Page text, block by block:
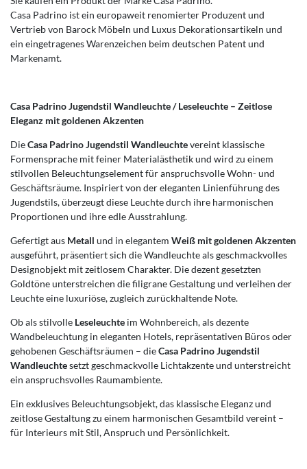
Casa Padrino ist ein europaweit renomierter Produzent und
Vertrieb von Barock Möbeln und Luxus Dekorationsartikeln und
ein eingetragenes Warenzeichen beim deutschen Patent und
Markenamt.
Casa Padrino Jugendstil Wandleuchte / Leseleuchte – Zeitlose
Eleganz mit goldenen Akzenten
DieCasa Padrino Jugendstil Wandleuchtevereint klassische
Formensprache mit feiner Materialästhetik und wird zu einem
stilvollen Beleuchtungselement für anspruchsvolle Wohn- und
Geschäftsräume. Inspiriert von der eleganten Linienführung des
Jugendstils, überzeugt diese Leuchte durch ihre harmonischen
Proportionen und ihre edle Ausstrahlung.
Gefertigt aus Metall und in elegantem Weiß mit goldenen Akzenten
ausgeführt, präsentiert sich die Wandleuchte als geschmackvolles
Designobjekt mit zeitlosem Charakter. Die dezent gesetzten
Goldtöne unterstreichen die filigrane Gestaltung und verleihen der
Leuchte eine luxuriöse, zugleich zurückhaltende Note.
Ob als stilvolle Leseleuchte im Wohnbereich, als dezente
Wandbeleuchtung in eleganten Hotels, repräsentativen Büros oder
gehobenen Geschäftsräumen – dieCasa Padrino Jugendstil
Wandleuchtesetzt geschmackvolle Lichtakzente und unterstreicht
ein anspruchsvolles Raumambiente.
Ein exklusives Beleuchtungsobjekt, das klassische Eleganz und
zeitlose Gestaltung zu einem harmonischen Gesamtbild vereint –
für Interieurs mit Stil, Anspruch und Persönlichkeit.